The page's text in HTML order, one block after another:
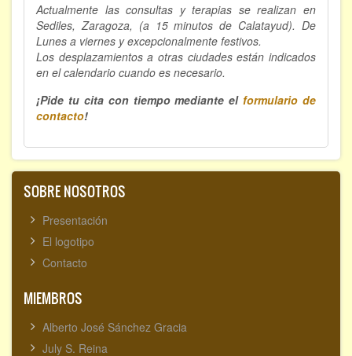
Actualmente las consultas y terapias se realizan en
Sediles, Zaragoza, (a 15 minutos de Calatayud). De
Lunes a viernes y excepcionalmente festivos.
Los desplazamientos a otras ciudades están indicados
en el calendario cuando es necesario.
¡Pide tu cita con tiempo mediante el formulario de
contacto!
SOBRE NOSOTROS
Presentación
El logotipo
Contacto
MIEMBROS
Alberto José Sánchez Gracia
July S. Reina